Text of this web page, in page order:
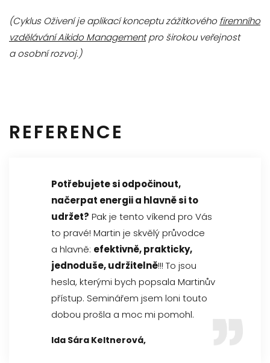
(Cyklus Oživení je aplikací konceptu zážitkového firemního
vzdělávání Aikido Managementpro širokou veřejnost
a osobní rozvoj.)
REFERENCE
Potřebujete si odpočinout,
načerpat energii a hlavně si to
udržet? Pak je tento víkend pro Vás
to pravé! Martin je skvělý průvodce
a hlavně: efektivně, prakticky,
jednoduše, udržitelně!!! To jsou
hesla, kterými bych popsala Martinův
přístup. Seminářem jsem loni touto
dobou prošla a moc mi pomohl.
Ida Sára Keltnerová,